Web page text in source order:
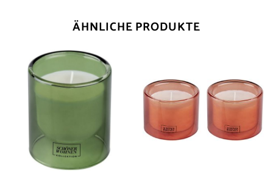
ÄHNLICHE PRODUKTE